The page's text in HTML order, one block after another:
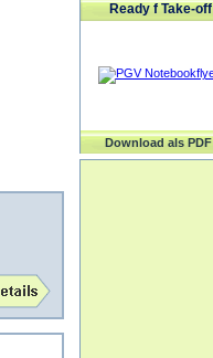
Ready f Take-off
Download als PDF